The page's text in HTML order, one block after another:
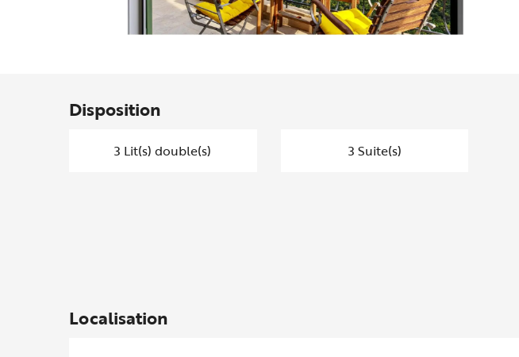
Disposition
3 Lit(s) double(s) 3 Suite(s)
Localisation